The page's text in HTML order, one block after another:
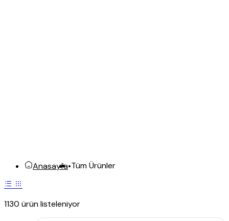
Anasayfa•Tüm Ürünler
1130 ürün listeleniyor